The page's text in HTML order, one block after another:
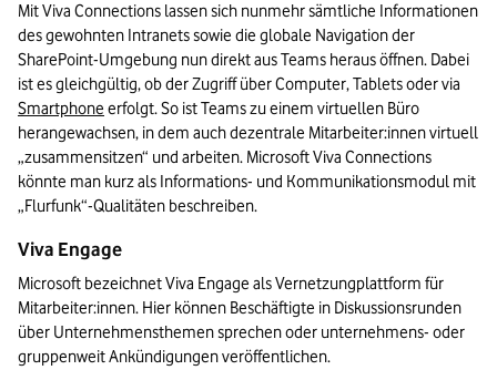
Mit Viva Connections lassen sich nunmehr sämtliche Informationen
des gewohnten Intranets sowie die globale Navigation der
SharePoint-Umgebung nun direkt aus Teams heraus öffnen. Dabei
Smartphone erfolgt. So ist Teams zu einem virtuellen Büro
herangewachsen, in dem auch dezentrale Mitarbeiter:innen virtuell
„zusammensitzen“ und arbeiten. Microsoft Viva Connections
könnte man kurz als Informations- und Kommunikationsmodul mit
„Flurfunk“-Qualitäten beschreiben.
Viva Engage
Microsoft bezeichnet Viva Engage als Vernetzungplattform für
Mitarbeiter:innen. Hier können Beschäftigte in Diskussionsrunden
über Unternehmensthemen sprechen oder unternehmens- oder
gruppenweit Ankündigungen veröffentlichen.